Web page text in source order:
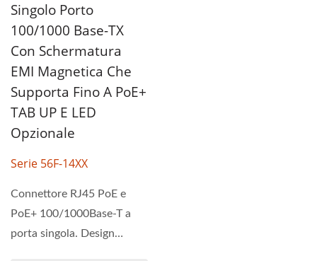
Singolo Porto
100/1000 Base-TX
Con Schermatura
EMI Magnetica Che
Supporta Fino A PoE+
TAB UP E LED
Opzionale
Serie 56F-14XX
Connettore RJ45 PoE e
PoE+ 100/1000Base-T a
porta singola. Design